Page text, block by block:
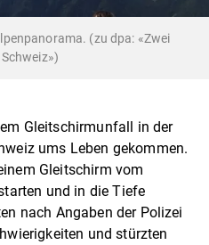
(zu dpa: «Zwei
Gleitschirmunfall in der
ums Leben gekommen.
Gleitschirm vom
und in die Tiefe
nach Angaben der Polizei
und stürzten